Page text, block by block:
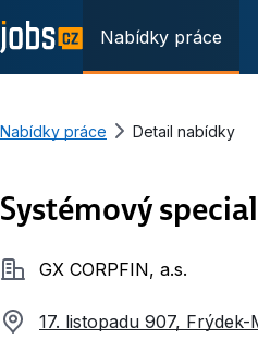
Nabídky práce
Nabídky práce Detail nabídky
Systémový
SpolečnostGX CORPFIN, a.s.
17. listopadu 907,